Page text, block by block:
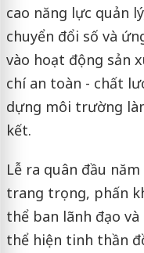
cao năng lực quản
chuyển đổi số và
vào hoạt động sản
chí an toàn - chất
dựng môi trường
kết.
Lễ ra quân đầu
trang trọng, phấn
thể ban lãnh đạo và
thể hiện tinh thần